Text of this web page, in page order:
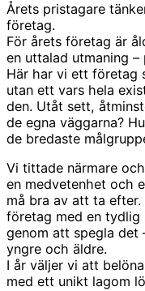
Årets pristagare
företag.
För årets företag är
en uttalad utmaning –
Här har vi ett företag
utan ett vars hela
den. Utåt sett,
de egna väggarna?
de bredaste
Vi tittade närmare
en medvetenhet och
må bra av att ta
företag med en
genom att spegla det
yngre och äldre.
I år väljer vi att
med ett unikt lagom